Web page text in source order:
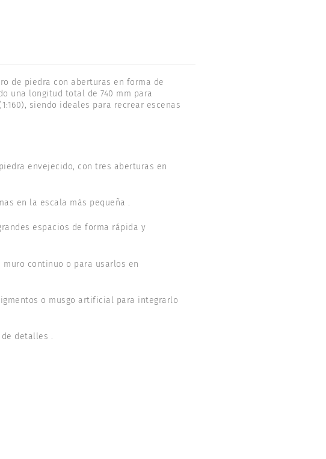
de piedra con aberturas en forma de
una longitud total de 740 mm para
siendo ideales para recrear escenas
envejecido, con tres aberturas en
en la escala más pequeña .
espacios de forma rápida y
continuo o para usarlos en
o musgo artificial para integrarlo
detalles .